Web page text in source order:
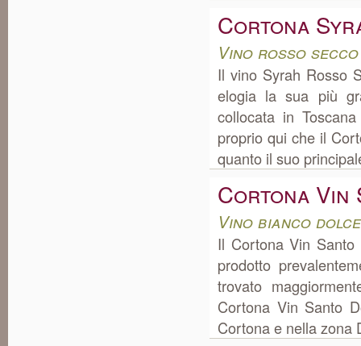
Cortona
Vino rosso
Il vino Syrah Rosso
elogia la sua più
collocata in
proprio qui che il
quanto il suo
Cortona Vin
Vino bianco
Il Cortona Vin
prodotto
trovato
Cortona Vin Santo
Cortona e nella zona